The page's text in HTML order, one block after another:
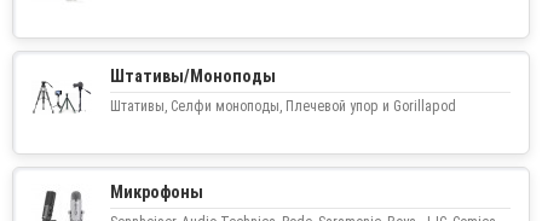
Штативы/Моноподы
Штативы, Селфи моноподы, Плечевой упор и Gorillapod
Микрофоны